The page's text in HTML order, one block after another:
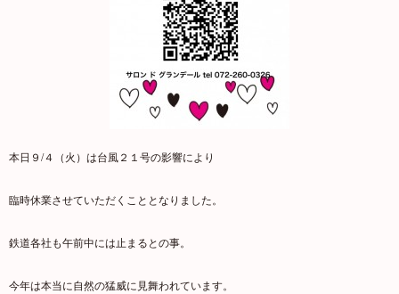
本日９/４（火）は台風２１号の影響により
臨時休業させていただくこととなりました。
鉄道各社も午前中には止まるとの事。
今年は本当に自然の猛威に見舞われています。